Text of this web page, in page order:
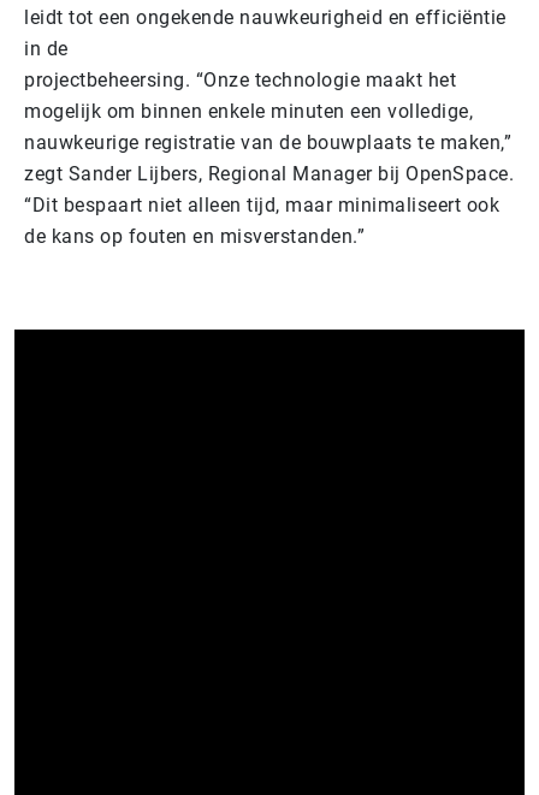
leidt tot een ongekende nauwkeurigheid en efficiëntie
in de
projectbeheersing. “Onze technologie maakt het
mogelijk om binnen enkele minuten een volledige,
nauwkeurige registratie van de bouwplaats te maken,”
zegt Sander Lijbers, Regional Manager bij OpenSpace.
“Dit bespaart niet alleen tijd, maar minimaliseert ook
de kans op fouten en misverstanden.”